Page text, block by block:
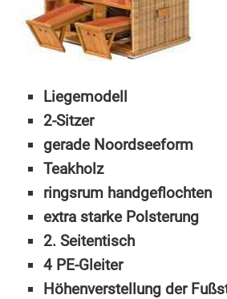
Liegemodell
2-Sitzer
gerade Noordseeform
Teakholz
ringsrum handgeflochten
extra starke Polsterung
2. Seitentisch
4 PE-Gleiter
Höhenverstellung der